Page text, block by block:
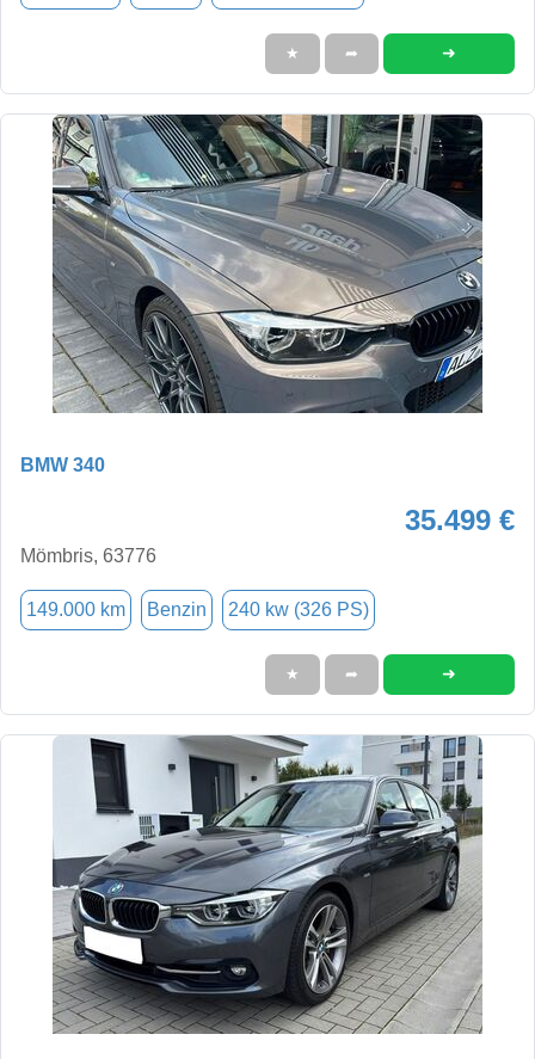
★ ➦ ➜
BMW 340
35.499 €
Mömbris, 63776
149.000 km Benzin 240 kw (326 PS)
★ ➦ ➜